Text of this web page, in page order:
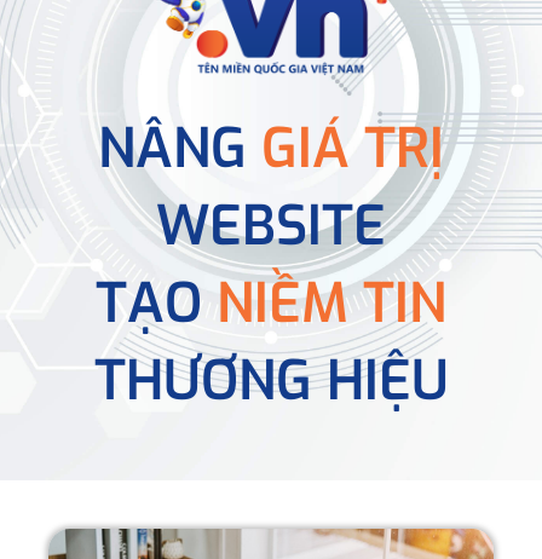
NÂNG GIÁ TRỊ
WEBSITE
TẠONIỀM TIN
THƯƠNG HIỆU